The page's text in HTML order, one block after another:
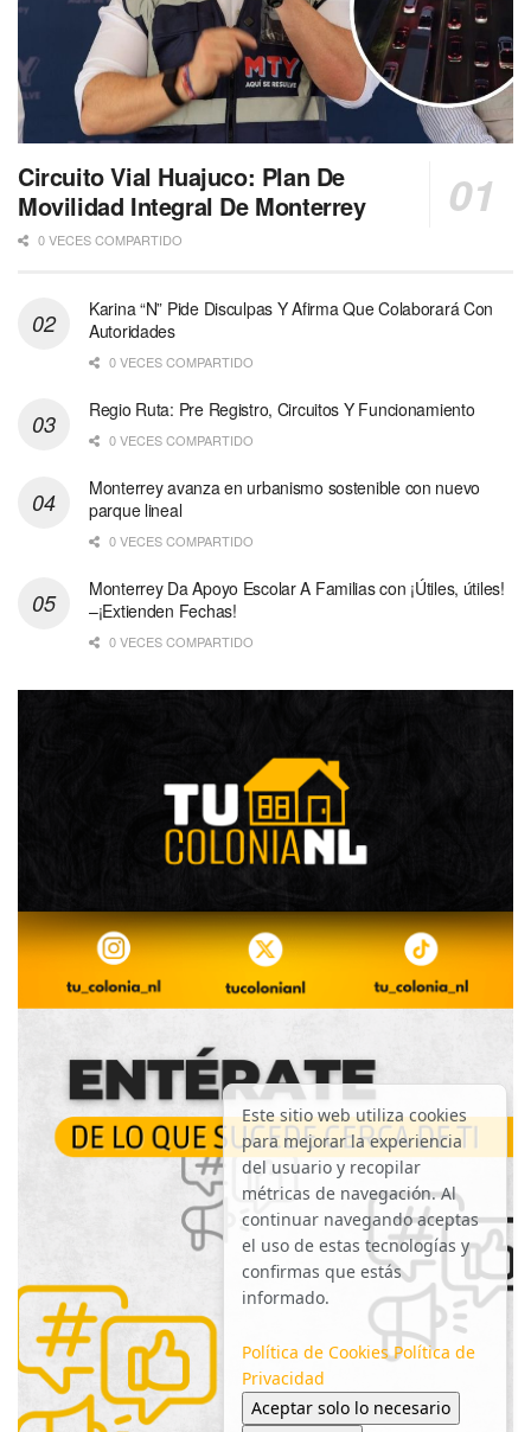
Circuito Vial Huajuco: Plan De
Movilidad Integral De Monterrey
0 VECES COMPARTIDO
Karina “N” Pide Disculpas Y Afirma Que Colaborará Con
Autoridades
0 VECES COMPARTIDO
Regio Ruta: Pre Registro, Circuitos Y Funcionamiento
0 VECES COMPARTIDO
Monterrey avanza en urbanismo sostenible con nuevo
parque lineal
0 VECES COMPARTIDO
Monterrey Da Apoyo Escolar A Familias con ¡Útiles, útiles!
–¡Extienden Fechas!
0 VECES COMPARTIDO
Este sitio web utiliza cookies
para mejorar la experiencia
del usuario y recopilar
métricas de navegación. Al
continuar navegando aceptas
el uso de estas tecnologías y
confirmas que estás
informado.
Política de Cookies Política de
Privacidad
Aceptar solo lo necesario